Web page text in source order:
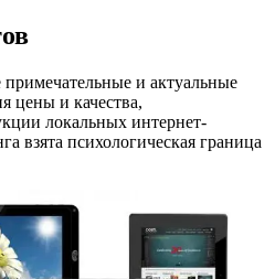
и актуальные
цены и качества,
локальных интернет-
взята психологическая граница